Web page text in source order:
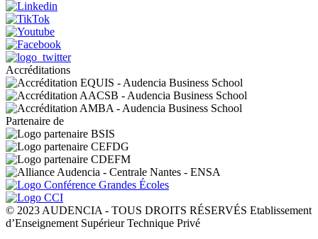
Accréditations
Partenaire de
© 2023 AUDENCIA - TOUS DROITS RÉSERVÉS Etablissement
d’Enseignement Supérieur Technique Privé